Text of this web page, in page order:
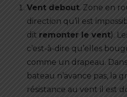
Vent debout. Zone en
direction qu’il est
dit remonter le vent).
c’est-à-dire qu’elles
comme un drapeau.
bateau n’avance pas, la
résistance au vent il est